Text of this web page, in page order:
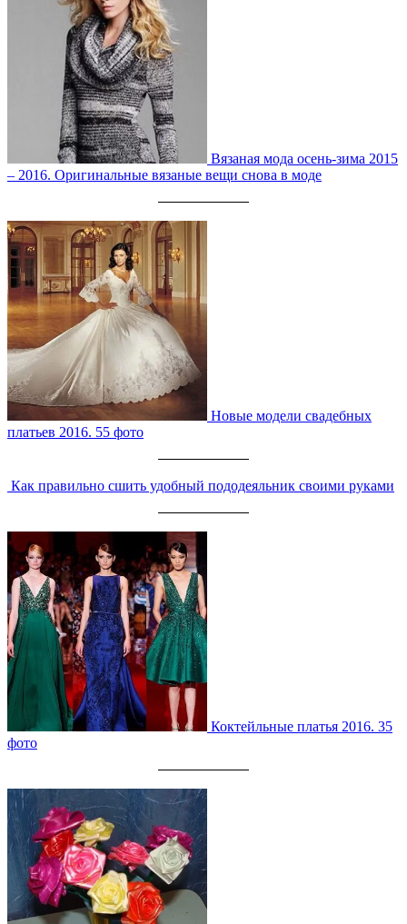
Вязаная мода осень-зима 2015
– 2016. Оригинальные вязаные вещи снова в моде
Новые модели свадебных
платьев 2016. 55 фото
Как правильно сшить удобный пододеяльник своими руками
Коктейльные платья 2016. 35
фото